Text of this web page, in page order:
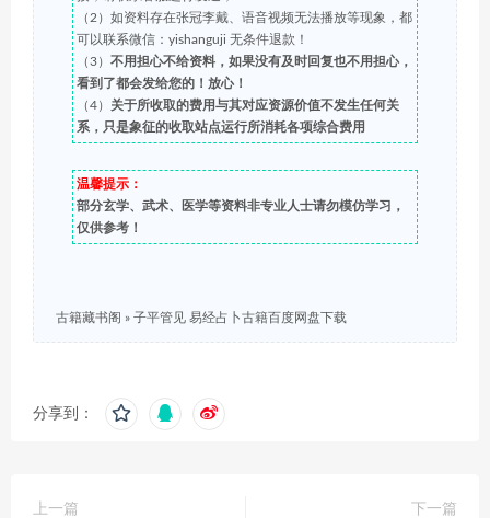
（2）如资料存在张冠李戴、语音视频无法播放等现象，都
可以联系微信：yishanguji 无条件退款！
（3） 不用担心不给资料，如果没有及时回复也不用担心，
看到了都会发给您的！放心！
（4） 关于所收取的费用与其对应资源价值不发生任何关
系，只是象征的收取站点运行所消耗各项综合费用
温馨提示：
部分玄学、武术、医学等资料非专业人士请勿模仿学习，
仅供参考！
古籍藏书阁 » 子平管见 易经占卜古籍百度网盘下载
分享到：
上一篇 下一篇